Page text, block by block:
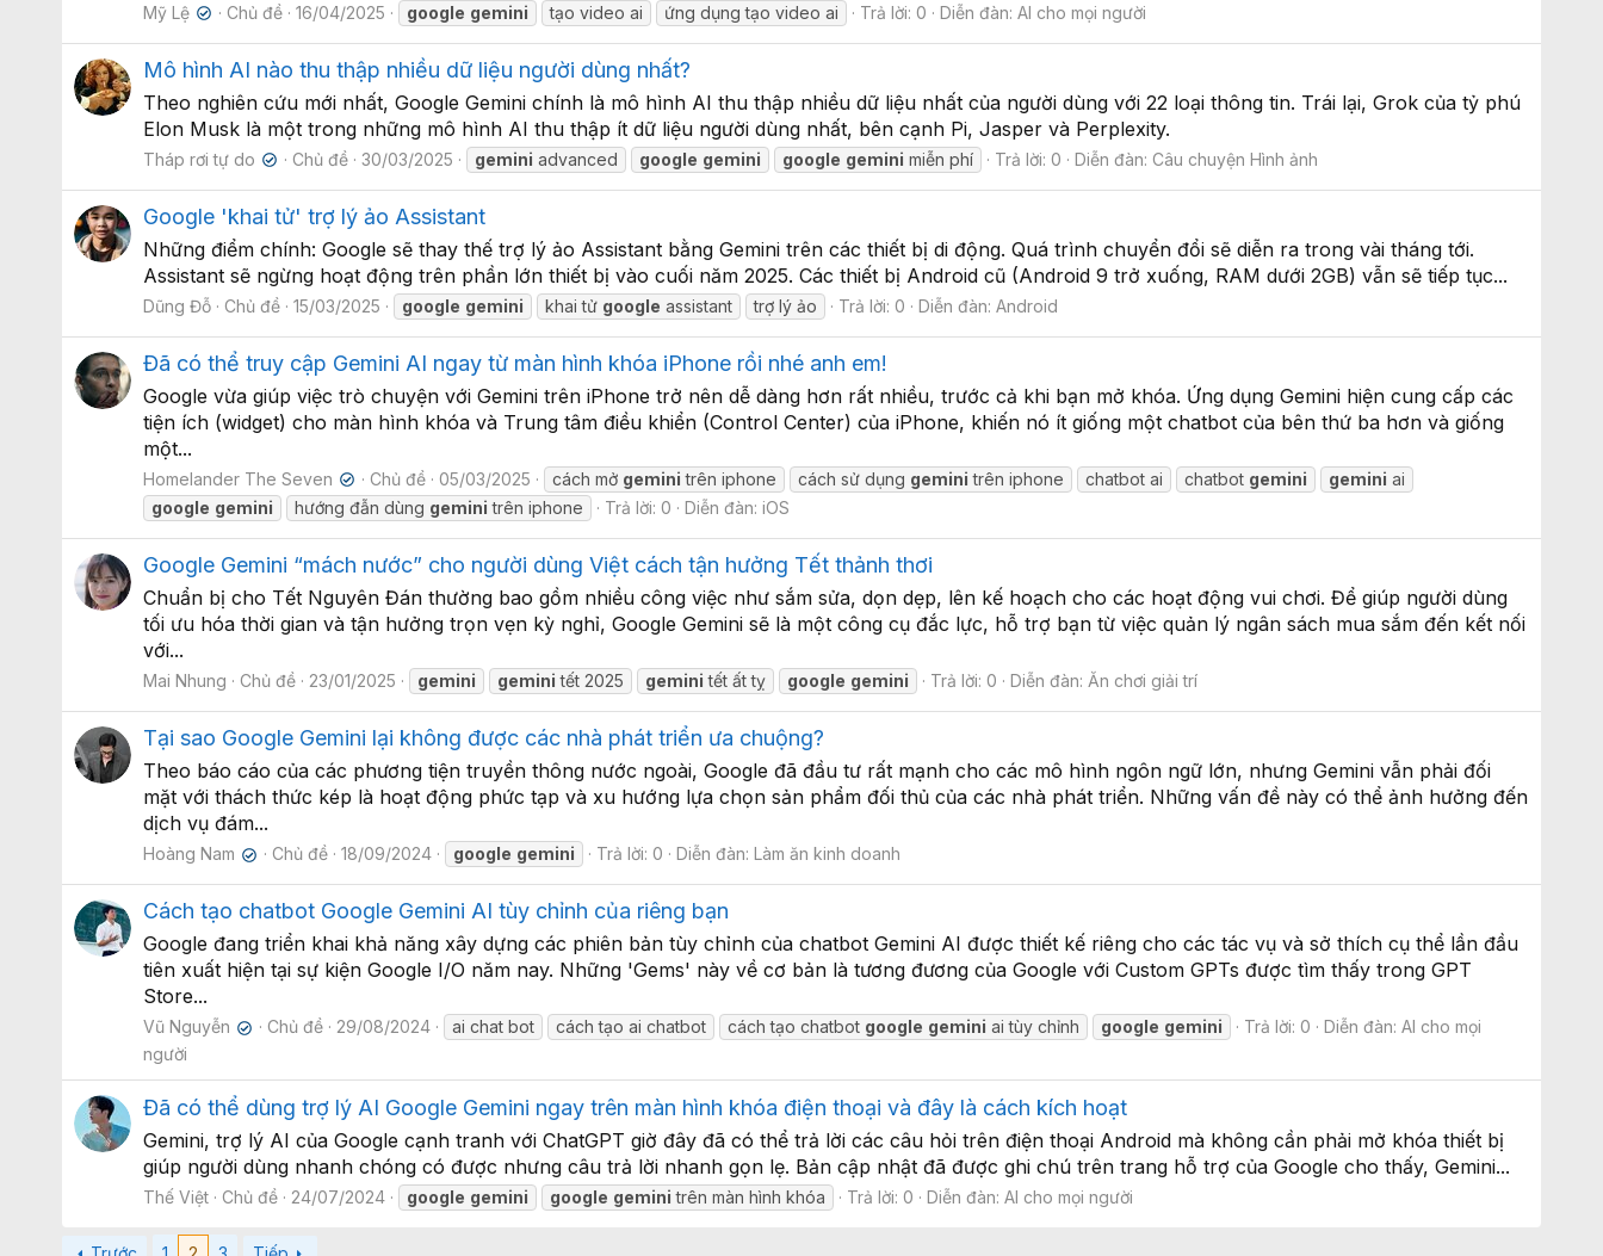
Mỹ Lệ ✔ Chủ đề 16/04/2025 google gemini tạo video ai ứng dụng tạo video ai Trả lời: 0 Diễn đàn:AI cho mọi người
Mô hình AI nào thu thập nhiều dữ liệu người dùng nhất?
Theo nghiên cứu mới nhất, Google Gemini chính là mô hình AI thu thập nhiều dữ liệu nhất của người dùng với 22 loại thông tin. Trái lại, Grok của tỷ phú
Elon Musk là một trong những mô hình AI thu thập ít dữ liệu người dùng nhất, bên cạnh Pi, Jasper và Perplexity.
Tháp rơi tự do ✔ Chủ đề 30/03/2025 gemini advanced google gemini google gemini miễn phí Trả lời: 0 Diễn đàn: Câu chuyện Hình ảnh
Google 'khai tử' trợ lý ảo Assistant
Những điểm chính: Google sẽ thay thế trợ lý ảo Assistant bằng Gemini trên các thiết bị di động. Quá trình chuyển đổi sẽ diễn ra trong vài tháng tới.
Assistant sẽ ngừng hoạt động trên phần lớn thiết bị vào cuối năm 2025. Các thiết bị Android cũ (Android 9 trở xuống, RAM dưới 2GB) vẫn sẽ tiếp tục...
Dũng Đỗ Chủ đề 15/03/2025 google gemini khai tử google assistant trợ lý ảo Trả lời: 0 Diễn đàn: Android
Đã có thể truy cập Gemini AI ngay từ màn hình khóa iPhone rồi nhé anh em!
Google vừa giúp việc trò chuyện với Gemini trên iPhone trở nên dễ dàng hơn rất nhiều, trước cả khi bạn mở khóa. Ứng dụng Gemini hiện cung cấp các
tiện ích (widget) cho màn hình khóa và Trung tâm điều khiển (Control Center) của iPhone, khiến nó ít giống một chatbot của bên thứ ba hơn và giống
một...
Homelander The Seven ✔ Chủ đề 05/03/2025 cách mở gemini trên iphone cách sử dụng gemini trên iphone chatbot ai chatbot gemini gemini ai
google gemini hướng đẫn dùng gemini trên iphone Trả lời: 0 Diễn đàn: iOS
Google Gemini “mách nước” cho người dùng Việt cách tận hưởng Tết thảnh thơi
Chuẩn bị cho Tết Nguyên Đán thường bao gồm nhiều công việc như sắm sửa, dọn dẹp, lên kế hoạch cho các hoạt động vui chơi. Để giúp người dùng
tối ưu hóa thời gian và tận hưởng trọn vẹn kỳ nghỉ, Google Gemini sẽ là một công cụ đắc lực, hỗ trợ bạn từ việc quản lý ngân sách mua sắm đến kết nối
với...
Mai Nhung Chủ đề 23/01/2025 gemini gemini tết 2025 gemini tết ất tỵ google gemini Trả lời: 0 Diễn đàn: Ăn chơi giải trí
Tại sao Google Gemini lại không được các nhà phát triển ưa chuộng?
Theo báo cáo của các phương tiện truyền thông nước ngoài, Google đã đầu tư rất mạnh cho các mô hình ngôn ngữ lớn, nhưng Gemini vẫn phải đối
mặt với thách thức kép là hoạt động phức tạp và xu hướng lựa chọn sản phẩm đối thủ của các nhà phát triển. Những vấn đề này có thể ảnh hưởng đến
dịch vụ đám...
Hoàng Nam ✔ Chủ đề 18/09/2024 google gemini Trả lời: 0 Diễn đàn:Làm ăn kinh doanh
Cách tạo chatbot Google Gemini AI tùy chỉnh của riêng bạn
Google đang triển khai khả năng xây dựng các phiên bản tùy chỉnh của chatbot Gemini AI được thiết kế riêng cho các tác vụ và sở thích cụ thể lần đầu
tiên xuất hiện tại sự kiện Google I/O năm nay. Những 'Gems' này về cơ bản là tương đương của Google với Custom GPTs được tìm thấy trong GPT
Store...
Vũ Nguyễn ✔ Chủ đề 29/08/2024 ai chat bot cách tạo ai chatbot cách tạo chatbot google gemini ai tùy chỉnh google gemini Trả lời: 0 Diễn đàn:AI cho mọi
người
Đã có thể dùng trợ lý AI Google Gemini ngay trên màn hình khóa điện thoại và đây là cách kích hoạt
Gemini, trợ lý AI của Google cạnh tranh với ChatGPT giờ đây đã có thể trả lời các câu hỏi trên điện thoại Android mà không cần phải mở khóa thiết bị
giúp người dùng nhanh chóng có được nhưng câu trả lời nhanh gọn lẹ. Bản cập nhật đã được ghi chú trên trang hỗ trợ của Google cho thấy, Gemini...
Thế Việt Chủ đề 24/07/2024 google gemini google gemini trên màn hình khóa Trả lời: 0 Diễn đàn: AI cho mọi người